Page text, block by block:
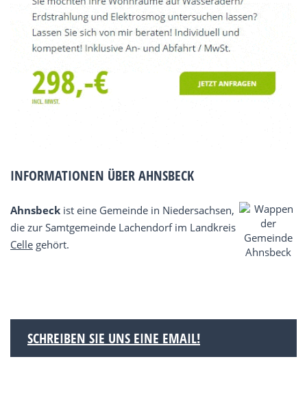
INFORMATIONEN ÜBER AHNSBECK
Ahnsbeck ist eine Gemeinde in Niedersachsen,
die zur Samtgemeinde Lachendorf im Landkreis
Celle gehört.
SCHREIBEN SIE UNS EINE EMAIL!